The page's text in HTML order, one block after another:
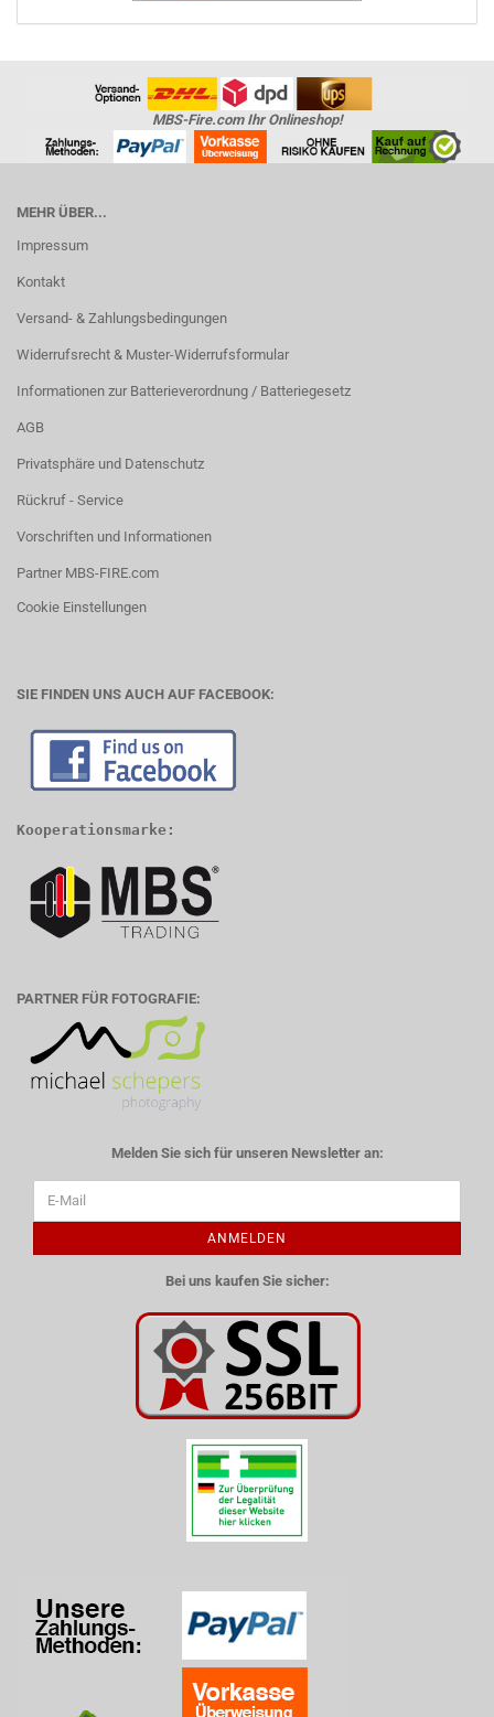
MBS-Fire.com Ihr Onlineshop!
MEHR ÜBER...
Impressum
Kontakt
Versand- & Zahlungsbedingungen
Widerrufsrecht & Muster-Widerrufsformular
Informationen zur Batterieverordnung / Batteriegesetz
AGB
Privatsphäre und Datenschutz
Rückruf - Service
Vorschriften und Informationen
Partner MBS-FIRE.com
Cookie Einstellungen
SIE FINDEN UNS AUCH AUF FACEBOOK:
Kooperationsmarke:
PARTNER FÜR FOTOGRAFIE:
Melden Sie sich für unseren Newsletter an:
ANMELDEN
Bei uns kaufen Sie sicher: